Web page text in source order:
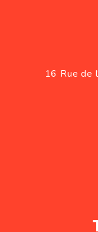
16 Rue de